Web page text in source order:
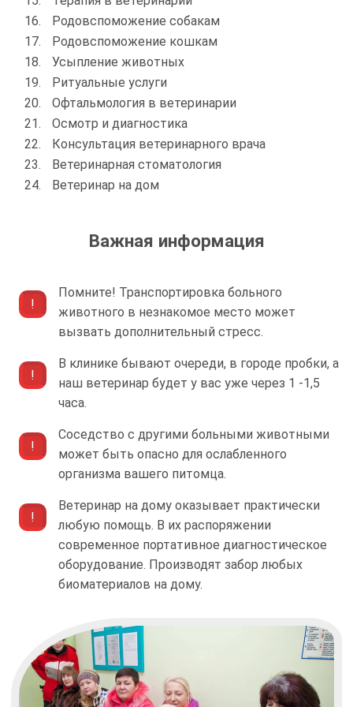
Родовспоможение собакам
Родовспоможение кошкам
Усыпление животных
Ритуальные услуги
Офтальмология в ветеринарии
Осмотр и диагностика
Консультация ветеринарного врача
Ветеринарная стоматология
Ветеринар на дом
Важная информация
Помните! Транспортировка больного
животного в незнакомое место может
вызвать дополнительный стресс.
В клинике бывают очереди, в городе пробки, а
наш ветеринар будет у вас уже через 1 -1,5
часа.
Соседство с другими больными животными
может быть опасно для ослабленного
организма вашего питомца.
Ветеринар на дому оказывает практически
любую помощь. В их распоряжении
современное портативное диагностическое
оборудование. Производят забор любых
биоматериалов на дому.